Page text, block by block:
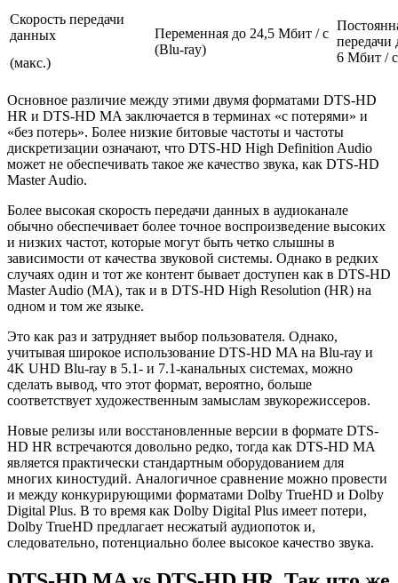
Скорость передачи
данных
Переменная до 24,5 Мбит / с
(Blu-ray)
передачи
6 Мбит /
(макс.)
Основное различие между этими двумя форматами DTS-HD
HR и DTS-HD MA заключается в терминах «с потерями» и
«без потерь». Более низкие битовые частоты и частоты
дискретизации означают, что DTS-HD High Definition Audio
может не обеспечивать такое же качество звука, как DTS-HD
Master Audio.
Более высокая скорость передачи данных в аудиоканале
обычно обеспечивает более точное воспроизведение высоких
и низких частот, которые могут быть четко слышны в
зависимости от качества звуковой системы. Однако в редких
случаях один и тот же контент бывает доступен как в DTS-HD
Master Audio (MA), так и в DTS-HD High Resolution (HR) на
одном и том же языке.
Это как раз и затрудняет выбор пользователя. Однако,
учитывая широкое использование DTS-HD MA на Blu-ray и
4K UHD Blu-ray в 5.1- и 7.1-канальных системах, можно
сделать вывод, что этот формат, вероятно, больше
соответствует художественным замыслам звукорежиссеров.
Новые релизы или восстановленные версии в формате DTS-
HD HR встречаются довольно редко, тогда как DTS-HD MA
является практически стандартным оборудованием для
многих киностудий. Аналогичное сравнение можно провести
и между конкурирующими форматами Dolby TrueHD и Dolby
Digital Plus. В то время как Dolby Digital Plus имеет потери,
Dolby TrueHD предлагает несжатый аудиопоток и,
следовательно, потенциально более высокое качество звука.